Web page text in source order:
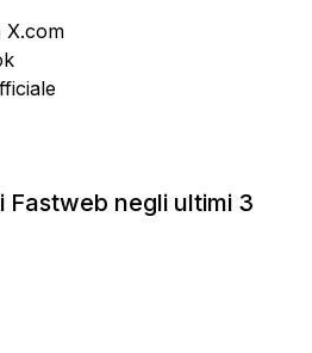
X.com
Fastweb negli ultimi 3